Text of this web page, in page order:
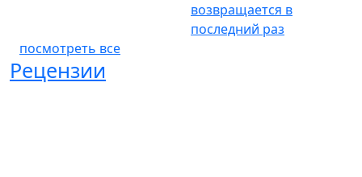
возвращается в
последний раз
посмотреть все
Рецензии